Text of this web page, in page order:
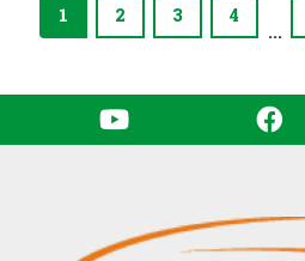
1 (current)
2 3 4
...